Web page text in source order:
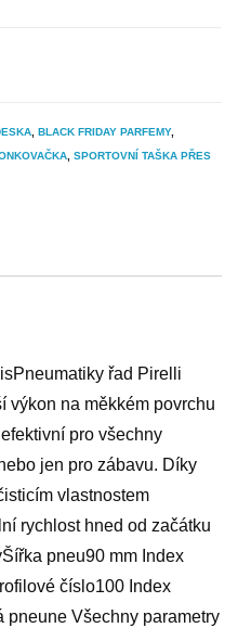
BLACK FRIDAY PARFEMY,
SPORTOVNÍ TAŠKA PŘES
řad Pirelli
výkon na měkkém povrchu
pro všechny
jen pro zábavu. Díky
vlastnostem
rychlost hned od začátku
pneu90 mm Index
číslo100 Index
pneune Všechny parametry